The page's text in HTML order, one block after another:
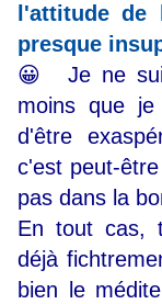
l'attitude de
presque
😀 Je ne
moins que
d'être
c'est peut-
pas dans la
En tout cas,
déjà
bien le